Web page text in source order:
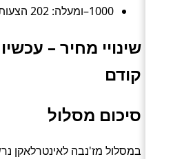
1000–ומעלה: 202 הצעות (כ־100%).
שינויי מחיר –
קודם
סיכום מסלול